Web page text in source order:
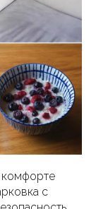
комфорте
с